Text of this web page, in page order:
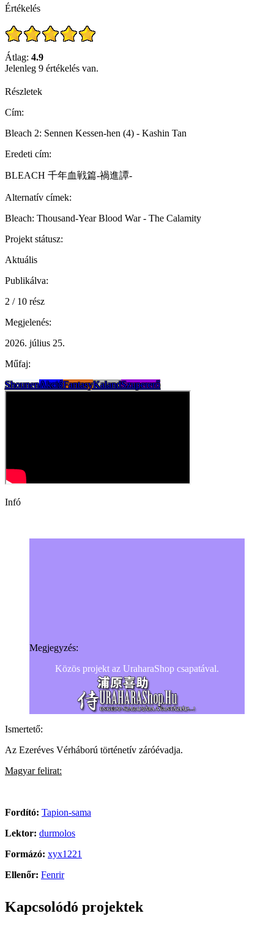
Értékelés
Átlag: 4.9
Jelenleg 9 értékelés van.
Részletek
Cím:
Bleach 2: Sennen Kessen-hen (4) - Kashin Tan
Eredeti cím:
BLEACH 千年血戦篇-禍進譚-
Alternatív címek:
Bleach: Thousand-Year Blood War - The Calamity
Projekt státusz:
Aktuális
Publikálva:
2 / 10 rész
Megjelenés:
2026. július 25.
Műfaj:
ShounenAkcióFantasyKalandSzupererő
Infó
Megjegyzés:
Közös projekt az UraharaShop csapatával.
Ismertető:
Az Ezeréves Vérháború történetív záróévadja.
Magyar felirat:
Fordító: Tapion-sama
Lektor: durmolos
Formázó: xyx1221
Ellenőr: Fenrir
Kapcsolódó projektek